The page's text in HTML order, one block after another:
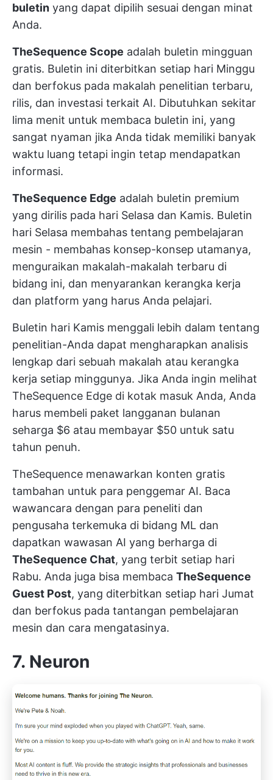
buletin yang dapat dipilih sesuai dengan minat
Anda.
TheSequence Scope adalah buletin mingguan
gratis. Buletin ini diterbitkan setiap hari Minggu
dan berfokus pada makalah penelitian terbaru,
rilis, dan investasi terkait AI. Dibutuhkan sekitar
lima menit untuk membaca buletin ini, yang
sangat nyaman jika Anda tidak memiliki banyak
waktu luang tetapi ingin tetap mendapatkan
informasi.
TheSequence Edge adalah buletin premium
yang dirilis pada hari Selasa dan Kamis. Buletin
hari Selasa membahas tentang pembelajaran
mesin - membahas konsep-konsep utamanya,
menguraikan makalah-makalah terbaru di
bidang ini, dan menyarankan kerangka kerja
dan platform yang harus Anda pelajari.
Buletin hari Kamis menggali lebih dalam tentang
penelitian-Anda dapat mengharapkan analisis
lengkap dari sebuah makalah atau kerangka
kerja setiap minggunya. Jika Anda ingin melihat
TheSequence Edge di kotak masuk Anda, Anda
harus membeli paket langganan bulanan
seharga $6 atau membayar $50 untuk satu
tahun penuh.
TheSequence menawarkan konten gratis
tambahan untuk para penggemar AI. Baca
wawancara dengan para peneliti dan
pengusaha terkemuka di bidang ML dan
dapatkan wawasan AI yang berharga di
TheSequence Chat, yang terbit setiap hari
Rabu. Anda juga bisa membaca TheSequence
Guest Post, yang diterbitkan setiap hari Jumat
dan berfokus pada tantangan pembelajaran
mesin dan cara mengatasinya.
7. Neuron